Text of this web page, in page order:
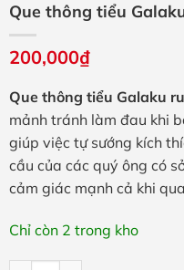
Que thông tiểu
200,000₫
Que thông tiểu Galaku
mảnh tránh làm đau khi
giúp việc tự sướng kích
cầu của các quý ông có
cảm giác mạnh cả khi
Chỉ còn 2 trong kho